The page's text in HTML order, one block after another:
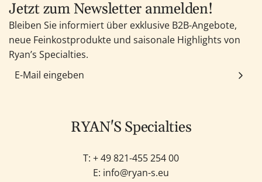
Jetzt zum Newsletter anmelden!
Bleiben Sie informiert über exklusive B2B-Angebote,
neue Feinkostprodukte und saisonale Highlights von
Ryan’s Specialties.
RYAN'S Specialties
T: +49 821-455 254 00
E: info@ryan-s.eu